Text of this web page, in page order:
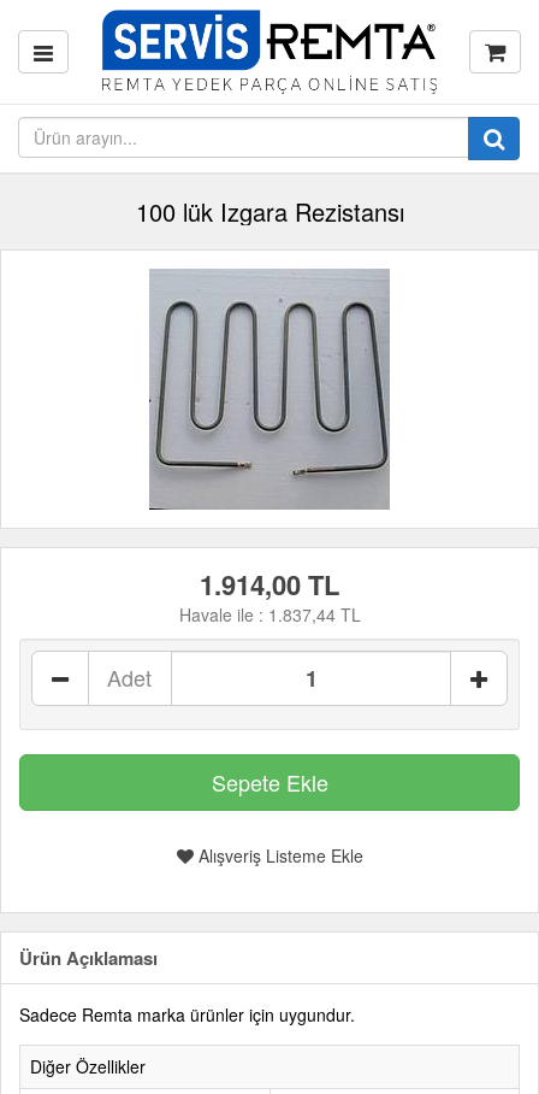
100 lük Izgara Rezistansı
1.914,00 TL
Havale ile : 1.837,44 TL
Adet
Alışveriş Listeme Ekle
Ürün Açıklaması
Sadece Remta marka ürünler için uygundur.
Diğer Özellikler